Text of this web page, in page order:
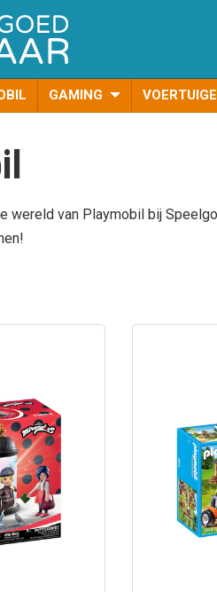
GAMING
wereld van Playmobil bij